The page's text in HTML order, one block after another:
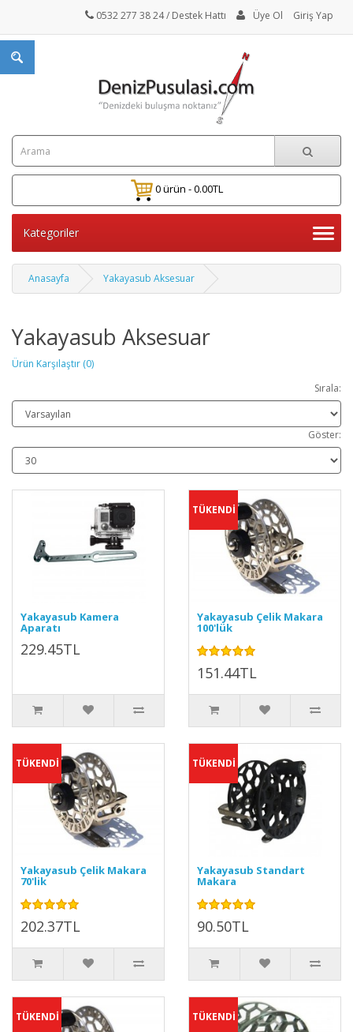
0532 277 38 24/ Destek Hattı Üye Ol Giriş Yap
0 ürün - 0.00TL
Kategoriler
Anasayfa Yakayasub Aksesuar
Yakayasub Aksesuar
Ürün Karşılaştır (0)
Sırala:
Göster:
Yakayasub Kamera
Aparatı
229.45TL
TÜKENDİ
Yakayasub Çelik Makara
100'lük
151.44TL
TÜKENDİ
Yakayasub Çelik Makara
70'lik
202.37TL
TÜKENDİ
Yakayasub Standart
Makara
90.50TL
TÜKENDİ TÜKENDİ